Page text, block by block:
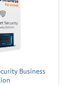
Business